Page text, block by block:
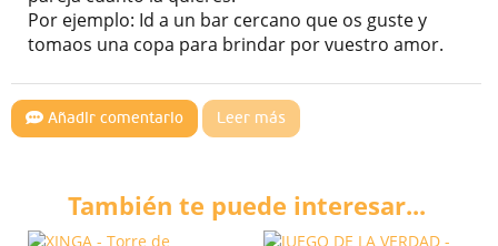
Por ejemplo: Id a un bar cercano que os guste y
tomaos una copa para brindar por vuestro amor.
Añadir comentario Leer más
También te puede interesar...